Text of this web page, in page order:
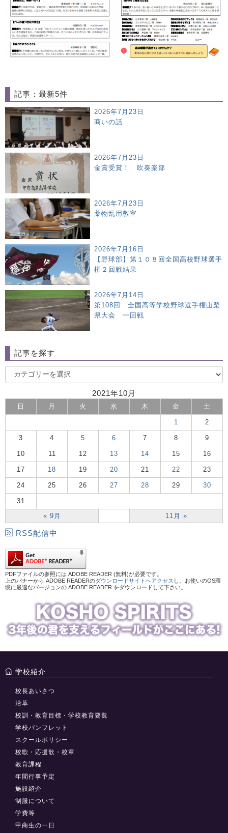
記事：最新5件
2026年7月23日
商いの話
2026年7月23日
金賞受賞！ 吹奏楽部
2026年7月23日
薬物乱用教室
2026年7月16日
【野球部】第１０８回全国高校野球選手
権２回戦結果
2026年7月14日
第108回 全国高等学校野球選手権山梨
県大会 一回戦
記事を探す
2021年10月
日 月 火 水 木 金 土
« 9月 11月 »
1 2
3 4 5 6 7 8 9
10 11 12 13 14 15 16
17 18 19 20 21 22 23
24 25 26 27 28 29 30
31
RSS配信中
PDFファイルの参照には ADOBE READER (無料)が必要です。
上のバナーから ADOBE READERのダウンロードサイトへアクセス し、お使いのOS環
境に最適なバージョンの ADOBE READER をダウンロードして下さい。
学校紹介
校長あいさつ
沿革
校訓・教育目標・学校教育要覧
学校パンフレット
スクールポリシー
校歌・応援歌・校章
教育課程
年間行事予定
施設紹介
制服について
学費等
甲商生の一日